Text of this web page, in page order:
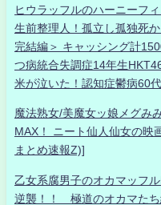
ヒウラッフルのハーニーフ
生前整理人！孤立し孤独死
完結編＞ キャッシング計
つ病統合失調症14年生
米が泣いた！認知症鬱病60
魔法熟女/美魔女ッ娘メグみ
MAX！ ニート仙人仙女の映
まとめ速報Z)]
乙女系腐男子のオカマッフ
逆襲！！ 極道のオカマたち